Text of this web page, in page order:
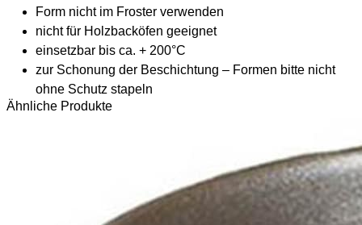
Form nicht im Froster verwenden
nicht für Holzbacköfen geeignet
einsetzbar bis ca. + 200°C
zur Schonung der Beschichtung – Formen bitte nicht
ohne Schutz stapeln
Ähnliche Produkte